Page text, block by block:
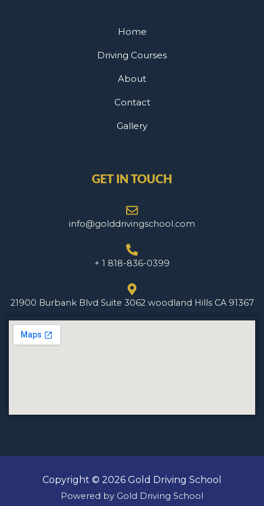
Home
Driving Courses
About
Contact
Gallery
GET IN TOUCH
info@golddrivingschool.com
+ 1 818-836-0399
21900 Burbank Blvd Suite 3062 woodland Hills CA 91367
Copyright © 2026 Gold Driving School
Powered by Gold Driving School